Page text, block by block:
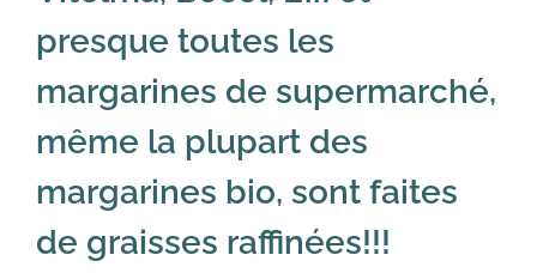
presque toutes les
margarines de supermarché,
même la plupart des
margarines bio, sont faites
de graisses raffinées!!!